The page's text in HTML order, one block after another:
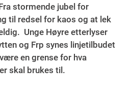
stormende jubel for
til redsel for kaos og at lek
Unge Høyre etterlyser
og Frp synes linjetilbudet
en grense for hva
skal brukes til.